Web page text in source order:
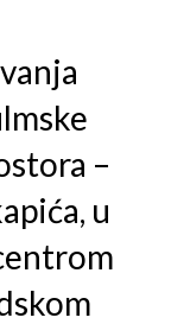
–
u